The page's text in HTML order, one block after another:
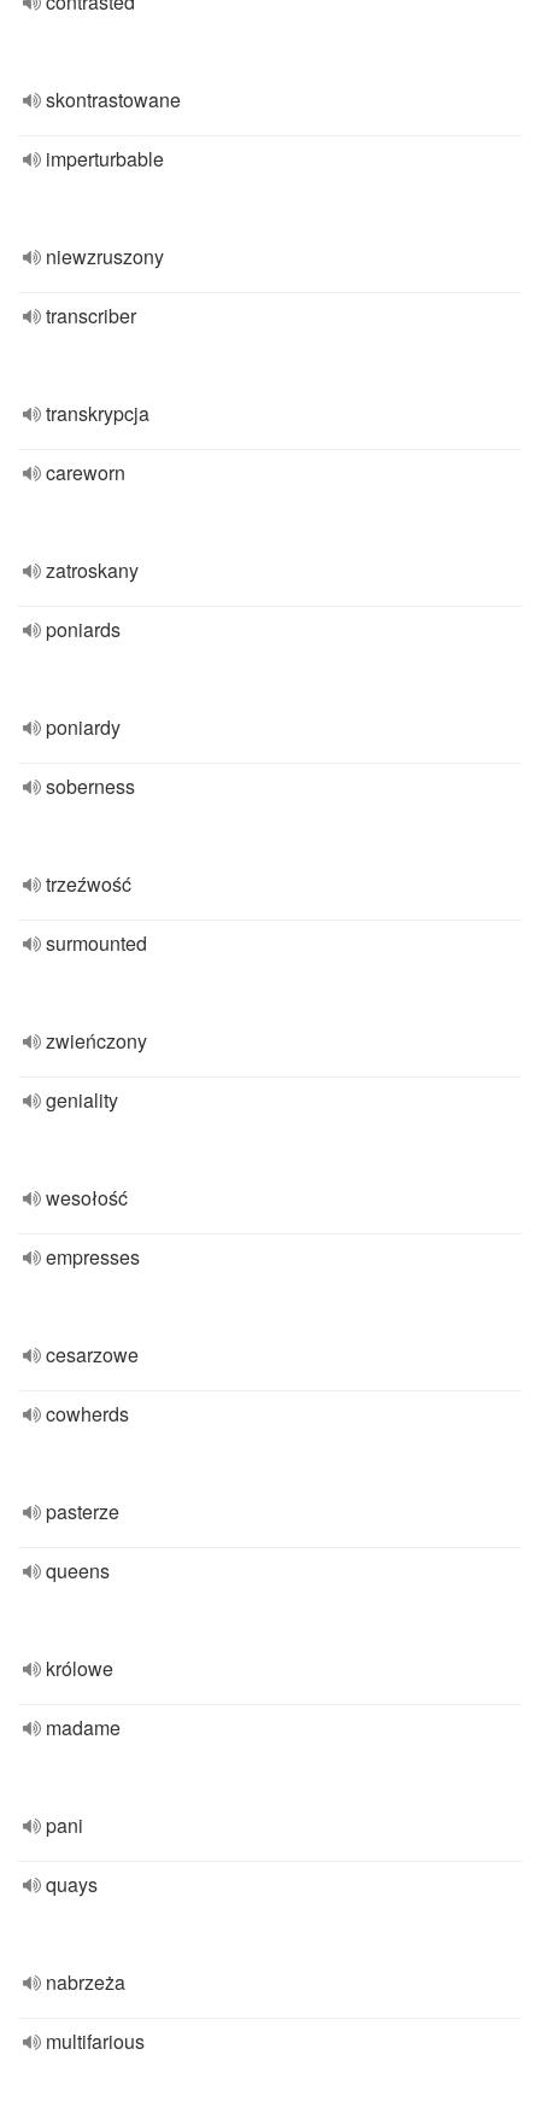
skontrastowane
imperturbable
niewzruszony
transcriber
transkrypcja
careworn
zatroskany
poniards
poniardy
soberness
trzeźwość
surmounted
zwieńczony
geniality
wesołość
empresses
cesarzowe
cowherds
pasterze
queens
królowe
madame
pani
quays
nabrzeża
multifarious